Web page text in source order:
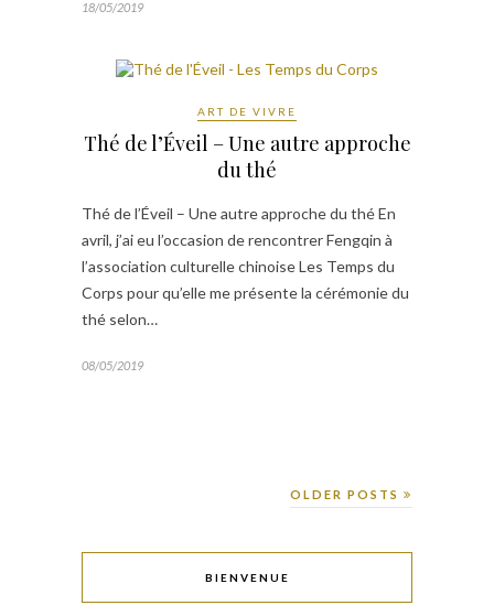
18/05/2019
ART DE VIVRE
Thé de l’Éveil – Une autre approche
du thé
Thé de l’Éveil – Une autre approche du thé En
avril, j’ai eu l’occasion de rencontrer Fengqin à
l’association culturelle chinoise Les Temps du
Corps pour qu’elle me présente la cérémonie du
thé selon…
08/05/2019
OLDER POSTS
BIENVENUE